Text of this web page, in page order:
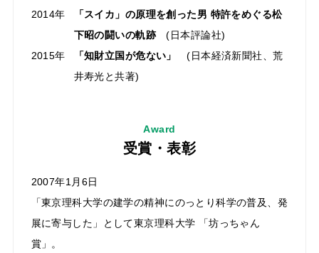
2014年
「スイカ」の原理を創った男 特許をめぐる松
下昭の闘いの軌跡(日本評論社)
2015年
「知財立国が危ない」
(日本経済新聞社、荒
井寿光と共著)
Award
受賞・表彰
2007年1月6日
「東京理科大学の建学の精神にのっとり科学の普及、発
展に寄与した」として東京理科大学 「坊っちゃん
賞」。